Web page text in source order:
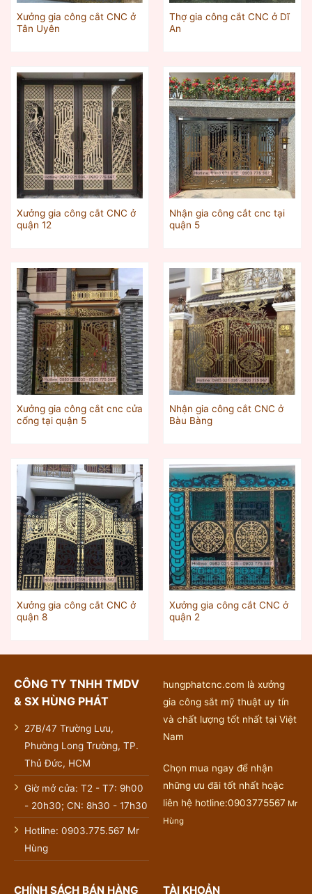
Xưởng gia công cắt CNC ở
Tân Uyên
Thợ gia công cắt CNC ở Dĩ
An
Xưởng gia công cắt CNC ở
quận 12
Nhận gia công cắt cnc tại
quận 5
Xưởng gia công cắt cnc cửa
cổng tại quận 5
Nhận gia công cắt CNC ở
Bàu Bàng
Xưởng gia công cắt CNC ở
quận 8
Xưởng gia công cắt CNC ở
quận 2
CÔNG TY TNHH TMDV
& SX HÙNG PHÁT
27B/47 Trường Lưu,
Phường Long Trường, TP.
Thủ Đức, HCM
Giờ mở cửa: T2 - T7: 9h00
- 20h30; CN: 8h30 - 17h30
Hotline: 0903.775.567 Mr
Hùng
hungphatcnc.com là xưởng
gia công sắt mỹ thuật uy tín
và chất lượng tốt nhất tại Việt
Nam
Chọn mua ngay để nhận
những ưu đãi tốt nhất hoặc
liên hệ hotline:0903775567 Mr
Hùng
CHÍNH SÁCH BÁN HÀNG TÀI KHOẢN